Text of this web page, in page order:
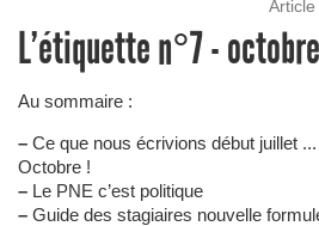
L’étiquette n°7 -
Au sommaire :
– Ce que nous écrivions début juillet
Octobre !
– Le PNE c’est politique
– Guide des stagiaires nouvelle